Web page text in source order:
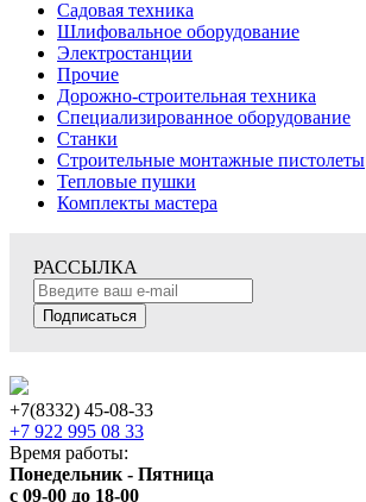
Садовая техника
Шлифовальное оборудование
Электростанции
Прочие
Дорожно-строительная техника
Специализированное оборудование
Станки
Строительные монтажные пистолеты
Тепловые пушки
Комплекты мастера
РАССЫЛКА
Подписаться
+7(8332) 45-08-33
+7 922 995 08 33
Время работы:
Понедельник - Пятница
с 09-00 до 18-00